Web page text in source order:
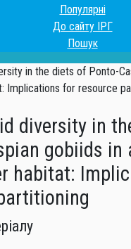
Популярні
До сайту ІРГ
Пошук
diversity in
gobiids in
habitat: